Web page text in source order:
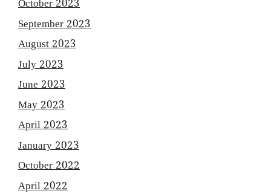
October 2023
September 2023
August 2023
July 2023
June 2023
May 2023
April 2023
January 2023
October 2022
April 2022